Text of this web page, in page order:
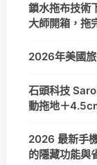
鎖水拖布技術
大師開箱，拖
2026年美國
石頭科技
動拖地＋
2026 最新手
的隱藏功能與